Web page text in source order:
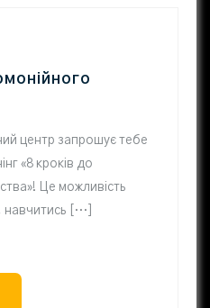
центр запрошує тебе
«8 кроків до
Це можливість
навчитись […]